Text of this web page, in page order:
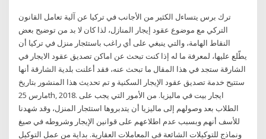
ترك برس يتساءل الكثير من الأجانب في تركيا عن آلية تعامل القانون
التركي مع موضوع عقود إيجار المنازل، لذا كان لا بد من توضيح بعض
النقاط الهامة، والتي ينبغي على أي راغب باستئجار منزل في تركيا أن
يطّلع عليها، لمعرفة ما له إذا كنت تبحث عن اماكن تصديق عقود الايجار في
الشارقة ستجد في هذا المقال ما تبحث عنه، فقد أعلنت بلدية الشارقة أنها
ستتيح خدمة تصديق عقود الإيجار السكنية و تم تحديث هذا المنشور بتاريخ
مارس 25th, 2018. ايجار بيت في ماليزيا. من الأمور التي يجب على
الطلاب بعد وصولهم إلى ماليزيا أن يتدبروها استئجار المنزل، وقد شهدنا
للأسف أنهم وبسبب عدم اطلاعهم على قوانين الإيجار وشروطه في صيغ
ونماذج للتوكيلات الشائعة فى المعاملات العقارية. بداية من عمل التوكيل